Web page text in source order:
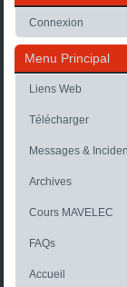
Connexion
Menu Principal
Liens Web
Télécharger
Messages &
Archives
Cours MAVELEC
FAQs
Accueil